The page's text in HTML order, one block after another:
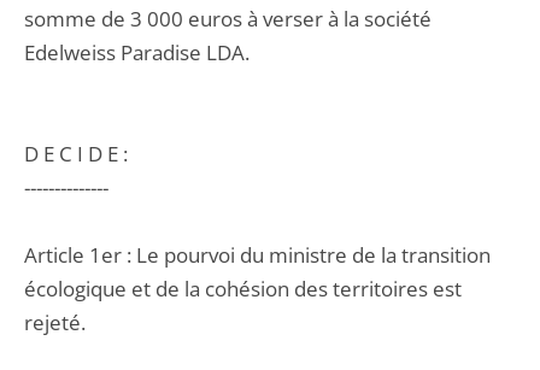
somme de 3 000 euros à verser à la société
Edelweiss Paradise LDA.
D E C I D E :
--------------
Article 1er : Le pourvoi du ministre de la transition
écologique et de la cohésion des territoires est
rejeté.